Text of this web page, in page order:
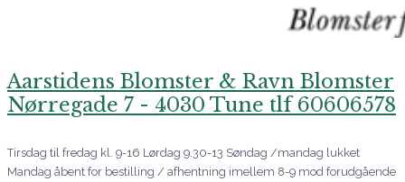
Aarstidens Blomster & Ravn Blomster
Nørregade 7 - 4030 Tune tlf 60606578
Tirsdag til fredag kl. 9-16 Lørdag 9.30-13 Søndag /mandag lukket
Mandag åbent for bestilling / afhentning imellem 8-9 mod forudgående